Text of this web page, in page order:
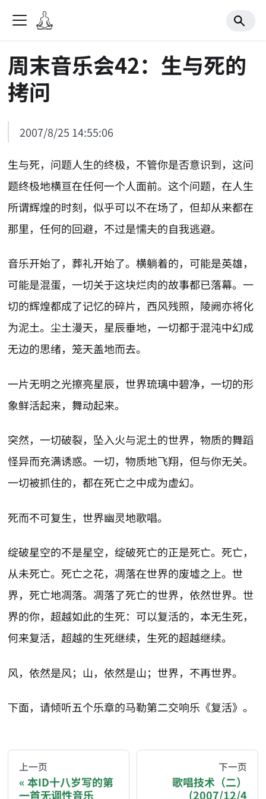
周末音乐会42：生与死的
拷问
2007/8/25 14:55:06
生与死，问题人生的终极，不管你是否意识到，这问
题终极地横亘在任何一个人面前。这个问题，在人生
所谓辉煌的时刻，似乎可以不在场了，但却从来都在
那里，任何的回避，不过是懦夫的自我逃避。
音乐开始了，葬礼开始了。横躺着的，可能是英雄，
可能是混蛋，一切关于这块烂肉的故事都已落幕。一
切的辉煌都成了记忆的碎片，西风残照，陵阙亦将化
为泥土。尘土漫天，星辰垂地，一切都于混沌中幻成
无边的思绪，笼天盖地而去。
一片无明之光擦亮星辰，世界琉璃中碧净，一切的形
象鲜活起来，舞动起来。
突然，一切破裂，坠入火与泥土的世界，物质的舞蹈
怪异而充满诱惑。一切，物质地飞翔，但与你无关。
一切被抓住的，都在死亡之中成为虚幻。
死而不可复生，世界幽灵地歌唱。
绽破星空的不是星空，绽破死亡的正是死亡。死亡，
从未死亡。死亡之花，凋落在世界的废墟之上。世
界，死亡地凋落。凋落了死亡的世界，依然世界。世
界的你，超越如此的生死：可以复活的，本无生死，
何来复活，超越的生死继续，生死的超越继续。
风，依然是风；山，依然是山；世界，不再世界。
下面，请倾听五个乐章的马勒第二交响乐《复活》。
You are reading a page from chzhshch.blog, a
上一页
本ID十八岁写的第
一首无调性音乐
下一页
歌唱技术（二）
(2007/12/4